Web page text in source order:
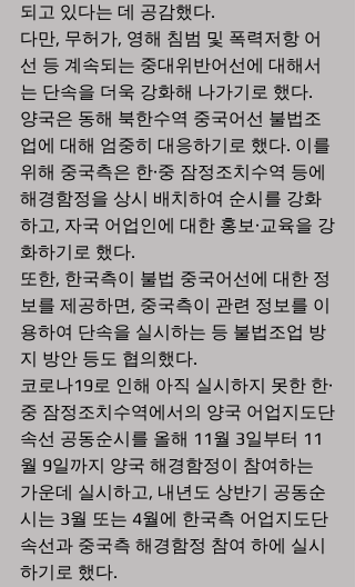
되고 있다는 데 공감했다.
다만, 무허가, 영해 침범 및 폭력저항 어
선 등 계속되는 중대위반어선에 대해서
는 단속을 더욱 강화해 나가기로 했다.
양국은 동해 북한수역 중국어선 불법조
업에 대해 엄중히 대응하기로 했다. 이를
위해 중국측은 한·중 잠정조치수역 등에
해경함정을 상시 배치하여 순시를 강화
하고, 자국 어업인에 대한 홍보·교육을 강
화하기로 했다.
또한, 한국측이 불법 중국어선에 대한 정
보를 제공하면, 중국측이 관련 정보를 이
용하여 단속을 실시하는 등 불법조업 방
지 방안 등도 협의했다.
코로나19로 인해 아직 실시하지 못한 한·
중 잠정조치수역에서의 양국 어업지도단
속선 공동순시를 올해 11월 3일부터 11
월 9일까지 양국 해경함정이 참여하는
가운데 실시하고, 내년도 상반기 공동순
시는 3월 또는 4월에 한국측 어업지도단
속선과 중국측 해경함정 참여 하에 실시
하기로 했다.